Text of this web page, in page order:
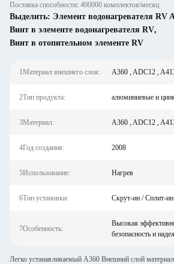
Поставка способности: 400000 комплектов/месяц
Выделить: Элемент водонагревателя RV
Винт в элементе водонагревателя RV,
Винт в отопительном элементе RV
1Материал внешнего слоя: A360 , ADC12 ,
2Тип продукта: алюминиевые и
3Материал: A360 , ADC12 ,
4Год создания: 2008
5Использование: Нагрев
6Тип установки: Скрут-ин / Сплит-ин
7Особенность:
Высокая
безопасность и
Легко устанавливаемый A360 Внешний слой